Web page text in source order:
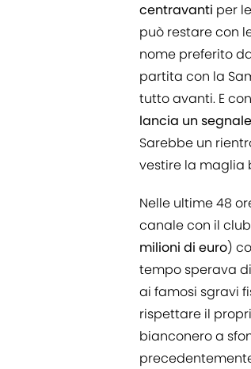
centravanti per
può restare con
nome preferito
partita con la
tutto avanti. E
lancia un
Sarebbe un
vestire la maglia
Nelle ultime 48
canale con il
milioni di euro)
tempo sperava
ai famosi sgravi
rispettare il
bianconero a